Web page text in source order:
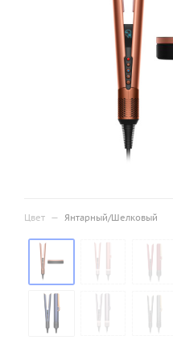
Цвет — Янтарный/Шелковый